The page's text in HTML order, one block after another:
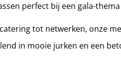
perfect bij een gala-
tot netwerken, onze
in mooie jurken en een